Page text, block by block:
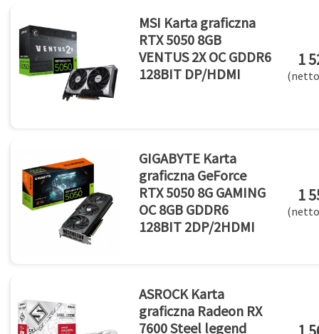
1
MSI Karta graficzna
RTX 5050 8GB
VENTUS 2X OC GDDR6
128BIT DP/HDMI
1
GIGABYTE Karta
graficzna GeForce
RTX 5050 8G GAMING
OC 8GB GDDR6
128BIT 2DP/2HDMI
ASROCK Karta
graficzna Radeon RX
7600 Steel legend